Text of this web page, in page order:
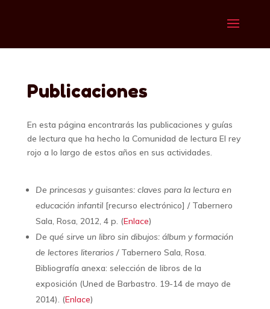
Publicaciones
En esta página encontrarás las publicaciones y guías
de lectura que ha hecho la Comunidad de lectura El rey
rojo a lo largo de estos años en sus actividades.
De princesas y guisantes: claves para la lectura en
educación infantil [recurso electrónico] / Tabernero
Sala, Rosa, 2012, 4 p. (Enlace)
De qué sirve un libro sin dibujos: álbum y formación
de lectores literarios / Tabernero Sala, Rosa.
Bibliografía anexa: selección de libros de la
exposición (Uned de Barbastro. 19-14 de mayo de
2014). (Enlace)